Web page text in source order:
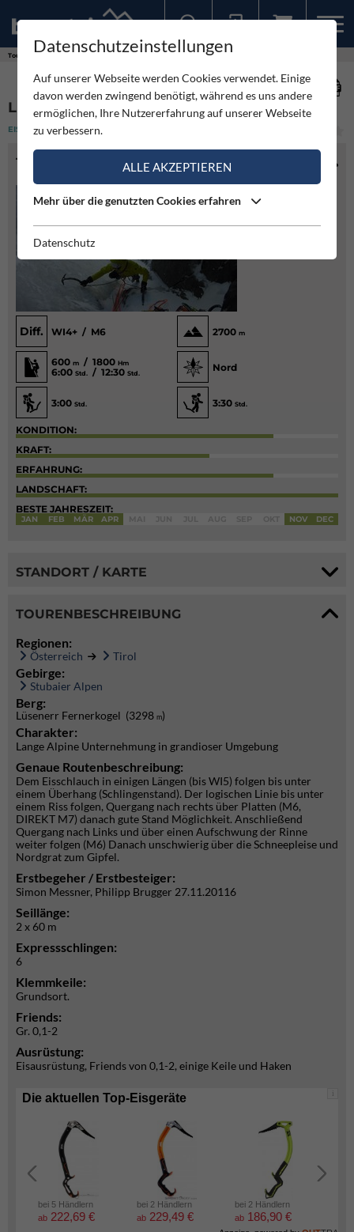
Touren
LÜSENER FERNERKOGEL NORDWAND
EISKLETTERN MITTEL
TOURENINFO
Diff. WI4+ / M6 2700 m
600 m / 1800 Hm
6:00 Std. / 12:30 Std.
Nord
3:00 Std. 3:30 Std.
KONDITION:
KRAFT:
ERFAHRUNG:
LANDSCHAFT:
BESTE JAHRESZEIT:
JAN FEB MÄR APR NOV DEC
STANDORT / KARTE
TOURENBESCHREIBUNG
Regionen:
Österreich Tirol
Gebirge:
Stubaier Alpen
Berg:
Lüsenerr Fernerkogel (3298 m)
Charakter:
Lange Alpine Unternehmung in grandioser Umgebung
Genaue Routenbeschreibung:
Dem Eisschlauch in einigen Längen (bis WI5) folgen bis unter
einem Überhang (Schlingenstand). Der logischen Linie bis unter
einem Riss folgen, Quergang nach rechts über Platten (M6,
DIREKT M7) danach gute Stand Möglichkeit. Anschließend
Quergang nach Links und über einen Aufschwung der Rinne
weiter folgen (M6) Danach unschwierig über die Schneepleise und
Nordgrat zum Gipfel.
Erstbegeher / Erstbesteiger:
Simon Messner, Philipp Brugger 27.11.20116
Seillänge:
2 x 60 m
Expressschlingen:
6
Klemmkeile:
Grundsort.
Friends:
Gr. 0,1-2
Ausrüstung:
Eisausrüstung, Friends von 0,1-2, einige Keile und Haken
i
Die aktuellen Top-Eisgeräte
bei 5 Händlern
ab 222,69 €
bei 2 Händlern
ab 229,49 €
bei 2 Händlern
ab 186,90 €
Datenschutzeinstellungen
Auf unserer Webseite werden Cookies verwendet. Einige
davon werden zwingend benötigt, während es uns andere
ermöglichen, Ihre Nutzererfahrung auf unserer Webseite
zu verbessern.
ALLE AKZEPTIEREN
Mehr über die genutzten Cookies erfahren
Datenschutz